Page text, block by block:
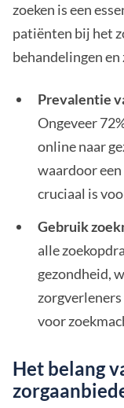
zoeken is een
patiënten bij het
behandelingen
Prevalentie
Ongeveer
online naar
waardoor
cruciaal is
Gebruik
alle
gezondheid,
voor
Het belang